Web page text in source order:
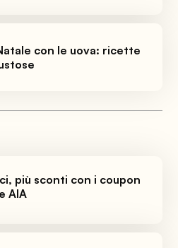
con le uova: ricette
più sconti con i coupon
AIA